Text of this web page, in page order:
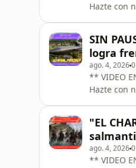
Hazte con
SIN
logra
ago. 4, 2026
** VIDEO EN
Hazte con
"EL
ago. 4, 2026
** VIDEO EN